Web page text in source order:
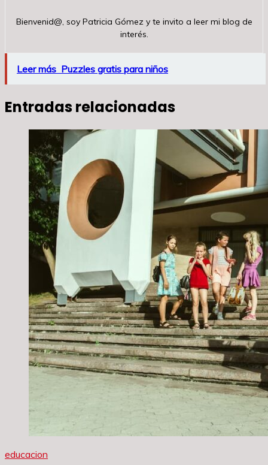
Bienvenid@, soy Patricia Gómez y te invito a leer mi blog de
interés.
Leer más Puzzles gratis para niños
Entradas relacionadas
educacion